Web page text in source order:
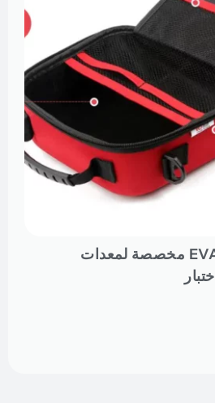
كيفية تصميم حقيبة EVA مخصصة لمعدات